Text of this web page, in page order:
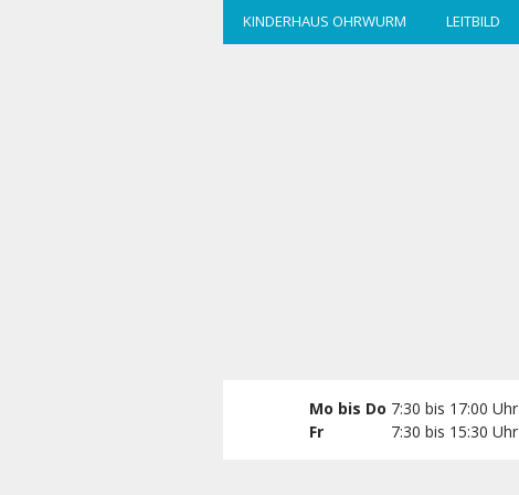
KINDERHAUS OHRWURM LEITBILD
Mo bis Do 7:30 bis 17:00 Uhr
Fr
7:30 bis 15:30 Uhr